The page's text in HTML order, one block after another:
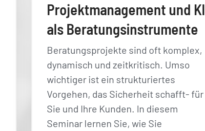
Projektmanagement und KI
als Beratungsinstrumente
Beratungsprojekte sind oft komplex,
dynamisch und zeitkritisch. Umso
wichtiger ist ein strukturiertes
Vorgehen, das Sicherheit schafft- für
Sie und Ihre Kunden. In diesem
Seminar lernen Sie, wie Sie